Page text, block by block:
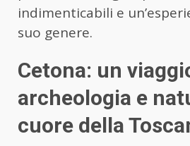
indimenticabili e
suo genere.
Cetona: un
archeologia e
cuore della